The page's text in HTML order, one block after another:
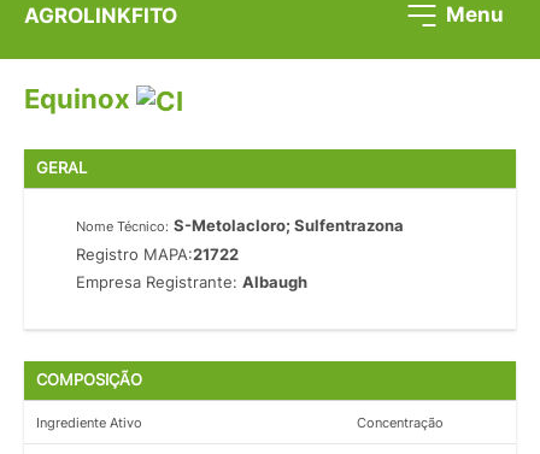
AGROLINKFITO Menu
Equinox
GERAL
Nome Técnico: S-Metolacloro; Sulfentrazona
Registro MAPA:21722
Empresa Registrante:Albaugh
COMPOSIÇÃO
Ingrediente Ativo Concentração